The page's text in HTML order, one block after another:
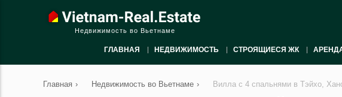
Недвижимость во Вьетнаме
ГЛАВНАЯ НЕДВИЖИМОСТЬ СТРОЯЩИЕСЯ ЖК
Главная › Недвижимость во Вьетнаме › Вилла с 4 спальнями в Тэйхо,